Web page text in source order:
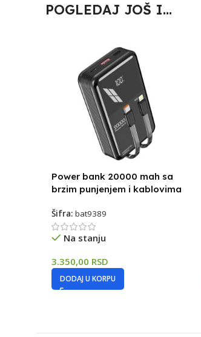
POGLEDAJ JOŠ I...
Power bank 20000 mah sa
brzim punjenjem i kablovima
Šifra: bat9389
Na stanju
3.350,00 RSD
DODAJ U KORPU